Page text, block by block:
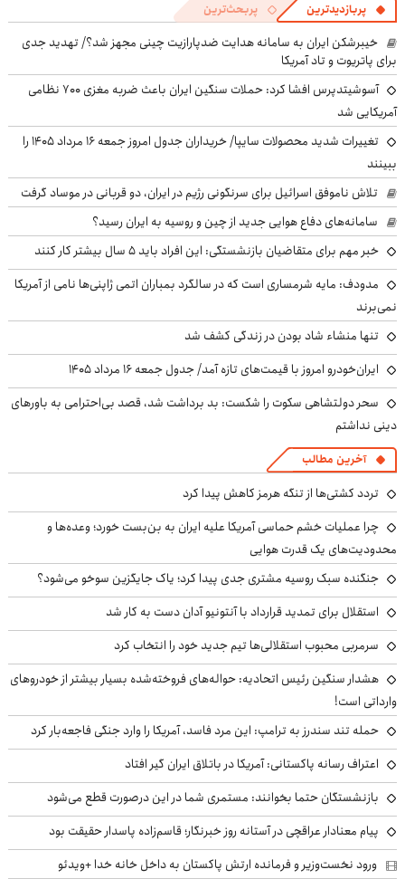
پربازدیدترین پربحث‌ترین
خیبرشکن ایران به سامانه هدایت ضدپارازیت چینی مجهز شد؟/ تهدید جدی
برای پاتریوت و تاد آمریکا
آسوشیتدپرس افشا کرد: حملات سنگین ایران باعث ضربه مغزی ۷۰۰ نظامی
آمریکایی شد
تغییرات شدید محصولات سایپا/ خریداران جدول امروز جمعه ۱۶ مرداد ۱۴۰۵ را
ببینند
تلاش ناموفق اسرائیل برای سرنگونی رژیم در ایران، دو قربانی در موساد گرفت
سامانه‌های دفاع هوایی جدید از چین و روسیه به ایران رسید؟
خبر مهم برای متقاضیان بازنشستگی: این افراد باید ۵ سال بیشتر کار کنند
مدودف: مایه شرمساری است که در سالگرد بمباران اتمی ژاپنی‌ها نامی از آمریکا
نمی‌برند
تنها منشاء شاد بودن در زندگی کشف شد
ایران‌خودرو امروز با قیمت‌های تازه آمد/ جدول جمعه ۱۶ مرداد ۱۴۰۵
سحر دولتشاهی سکوت را شکست: بد برداشت شد، قصد بی‌احترامی به باورهای
دینی نداشتم
آخرین مطالب
تردد کشتی‌ها از تنگه هرمز کاهش پیدا کرد
چرا عملیات خشم حماسی آمریکا علیه ایران به بن‌بست خورد؛ وعده‌ها و
محدودیت‌های یک قدرت هوایی
جنگنده سبک روسیه مشتری جدی پیدا کرد؛ یاک جایگزین سوخو می‌شود؟
استقلال برای تمدید قرارداد با آنتونیو آدان دست به کار شد
سرمربی محبوب استقلالی‌ها تیم جدید خود را انتخاب کرد
هشدار سنگین رئیس اتحادیه: حواله‌های فروخته‌شده بسیار بیشتر از خودروهای
وارداتی است!
حمله تند سندرز به ترامپ: این مرد فاسد، آمریکا را وارد جنگی فاجعه‌بار کرد
اعتراف رسانه پاکستانی: آمریکا در باتلاق ایران گیر افتاد
بازنشستگان حتما بخوانند: مستمری شما در این درصورت قطع می‌شود
پیام معنادار عراقچی در آستانه روز خبرنگار؛ قاسم‌زاده پاسدار حقیقت بود
ورود نخست‌وزیر و فرمانده ارتش پاکستان به داخل خانه خدا +ویدئو